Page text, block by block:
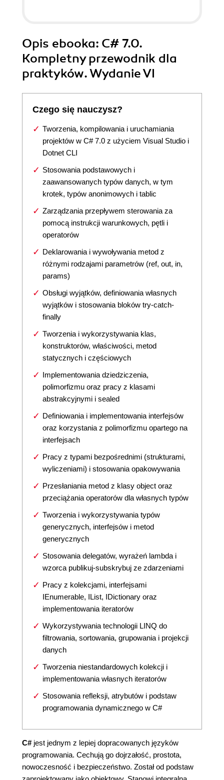
Opis ebooka: C# 7.0.
Kompletny przewodnik dla
praktyków. Wydanie VI
Czego się nauczysz?
Tworzenia, kompilowania i uruchamiania
projektów w C# 7.0 z użyciem Visual Studio i
Dotnet CLI
Stosowania podstawowych i
zaawansowanych typów danych, w tym
krotek, typów anonimowych i tablic
Zarządzania przepływem sterowania za
pomocą instrukcji warunkowych, pętli i
operatorów
Deklarowania i wywoływania metod z
różnymi rodzajami parametrów (ref, out, in,
params)
Obsługi wyjątków, definiowania własnych
wyjątków i stosowania bloków try-catch-
finally
Tworzenia i wykorzystywania klas,
konstruktorów, właściwości, metod
statycznych i częściowych
Implementowania dziedziczenia,
polimorfizmu oraz pracy z klasami
abstrakcyjnymi i sealed
Definiowania i implementowania interfejsów
oraz korzystania z polimorfizmu opartego na
interfejsach
Pracy z typami bezpośrednimi (strukturami,
wyliczeniami) i stosowania opakowywania
Przesłaniania metod z klasy object oraz
przeciążania operatorów dla własnych typów
Tworzenia i wykorzystywania typów
generycznych, interfejsów i metod
generycznych
Stosowania delegatów, wyrażeń lambda i
wzorca publikuj-subskrybuj ze zdarzeniami
Pracy z kolekcjami, interfejsami
IEnumerable, IList, IDictionary oraz
implementowania iteratorów
Wykorzystywania technologii LINQ do
filtrowania, sortowania, grupowania i projekcji
danych
Tworzenia niestandardowych kolekcji i
implementowania własnych iteratorów
Stosowania refleksji, atrybutów i podstaw
programowania dynamicznego w C#
C# jest jednym z lepiej dopracowanych języków
programowania. Cechują go dojrzałość, prostota,
nowoczesność i bezpieczeństwo. Został od podstaw